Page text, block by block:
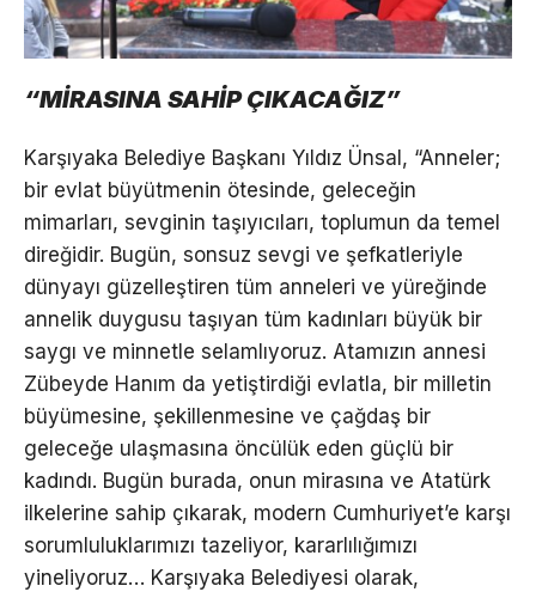
“MİRASINA SAHİP ÇIKACAĞIZ”
Karşıyaka Belediye Başkanı Yıldız Ünsal, “Anneler;
bir evlat büyütmenin ötesinde, geleceğin
mimarları, sevginin taşıyıcıları, toplumun da temel
direğidir. Bugün, sonsuz sevgi ve şefkatleriyle
dünyayı güzelleştiren tüm anneleri ve yüreğinde
annelik duygusu taşıyan tüm kadınları büyük bir
saygı ve minnetle selamlıyoruz. Atamızın annesi
Zübeyde Hanım da yetiştirdiği evlatla, bir milletin
büyümesine, şekillenmesine ve çağdaş bir
geleceğe ulaşmasına öncülük eden güçlü bir
kadındı. Bugün burada, onun mirasına ve Atatürk
ilkelerine sahip çıkarak, modern Cumhuriyet’e karşı
sorumluluklarımızı tazeliyor, kararlılığımızı
yineliyoruz… Karşıyaka Belediyesi olarak,